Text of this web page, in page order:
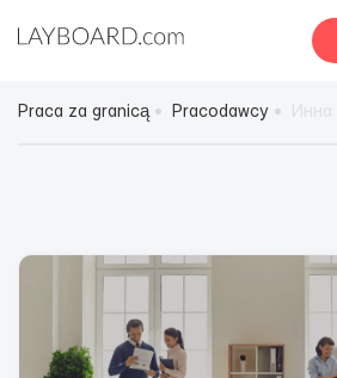
Praca za granicą Pracodawcy